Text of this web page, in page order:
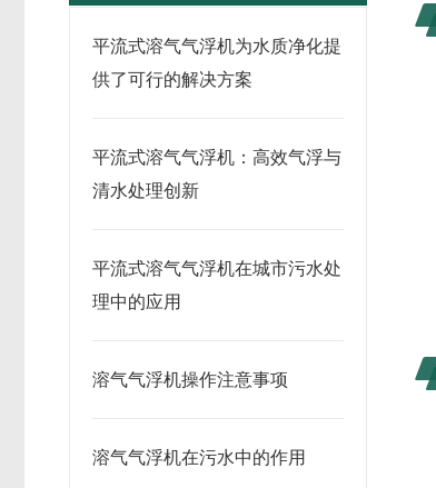
平流式溶气气浮机为水质净化提
供了可行的解决方案
平流式溶气气浮机：高效气浮与
清水处理创新
平流式溶气气浮机在城市污水处
理中的应用
溶气气浮机操作注意事项
溶气气浮机在污水中的作用